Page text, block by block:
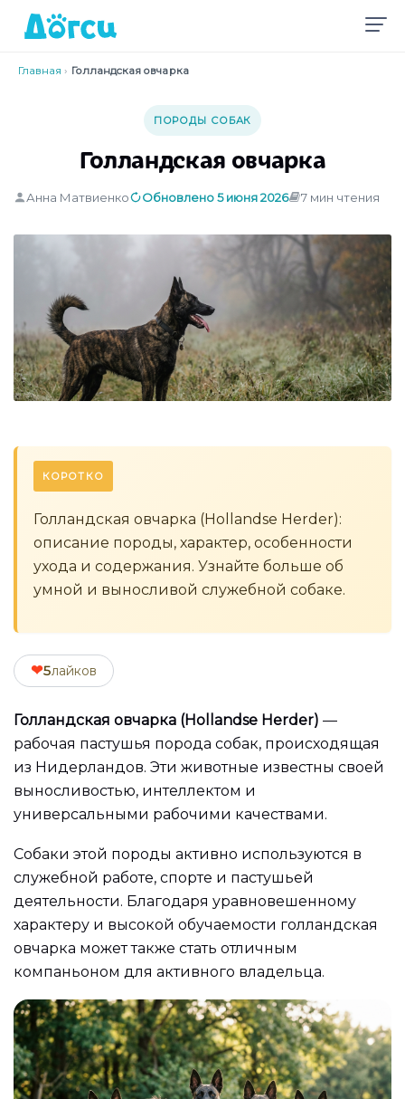
Главная › Голландская овчарка
ПОРОДЫ СОБАК
Голландская овчарка
Анна Матвиенко Обновлено 5 июня 2026 7 мин чтения
КОРОТКО
Голландская овчарка (Hollandse Herder):
описание породы, характер, особенности
ухода и содержания. Узнайте больше об
умной и выносливой служебной собаке.
❤5лайков
Голландская овчарка (Hollandse Herder) —
рабочая пастушья порода собак, происходящая
из Нидерландов. Эти животные известны своей
выносливостью, интеллектом и
универсальными рабочими качествами.
Собаки этой породы активно используются в
служебной работе, спорте и пастушьей
деятельности. Благодаря уравновешенному
характеру и высокой обучаемости голландская
овчарка может также стать отличным
компаньоном для активного владельца.